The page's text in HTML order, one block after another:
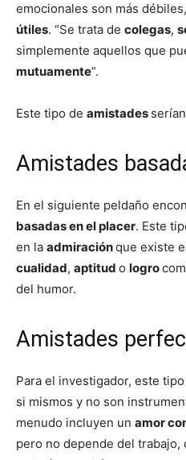
emocionales son más
útiles. “Se trata de colegas,
simplemente aquellos que
mutuamente”.
Este tipo de amistades
Amistades
En el siguiente peldaño
basadas en el placer. Este
en la admiraciónque existe
cualidad, aptitud o logro
del humor.
Amistades
Para el investigador, este
si mismos y no son
menudo incluyen un amor
pero no depende del trabajo,